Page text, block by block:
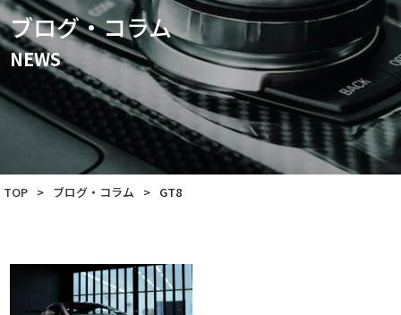
ブログ・コラム
NEWS
TOP > ブログ・コラム > GT8